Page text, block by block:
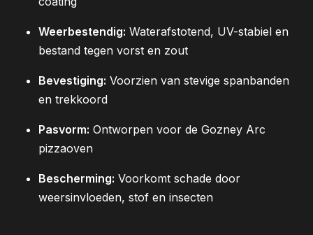
Weerbestendig: Waterafstotend, UV-stabiel en
bestand tegen vorst en zout
Bevestiging: Voorzien van stevige spanbanden
en trekkoord
Pasvorm: Ontworpen voor de Gozney Arc
pizzaoven
Bescherming: Voorkomt schade door
weersinvloeden, stof en insecten